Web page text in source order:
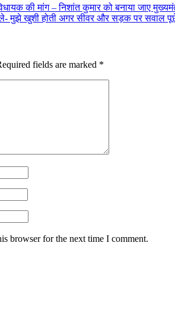
की मांग – निशांत कुमार को बनाया जाए
मुझे खुशी होती अगर सीवर और सड़क पर सवाल
fields are marked *
browser for the next time I comment.